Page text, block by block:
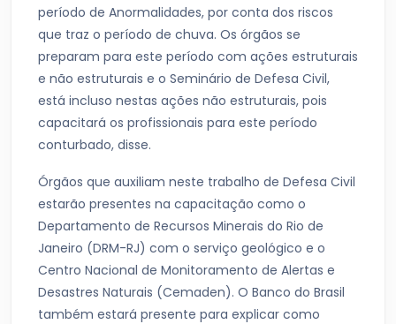
período de Anormalidades, por conta dos riscos
que traz o período de chuva. Os órgãos se
preparam para este período com ações estruturais
e não estruturais e o Seminário de Defesa Civil,
está incluso nestas ações não estruturais, pois
capacitará os profissionais para este período
conturbado, disse.
Órgãos que auxiliam neste trabalho de Defesa Civil
estarão presentes na capacitação como o
Departamento de Recursos Minerais do Rio de
Janeiro (DRM-RJ) com o serviço geológico e o
Centro Nacional de Monitoramento de Alertas e
Desastres Naturais (Cemaden). O Banco do Brasil
também estará presente para explicar como